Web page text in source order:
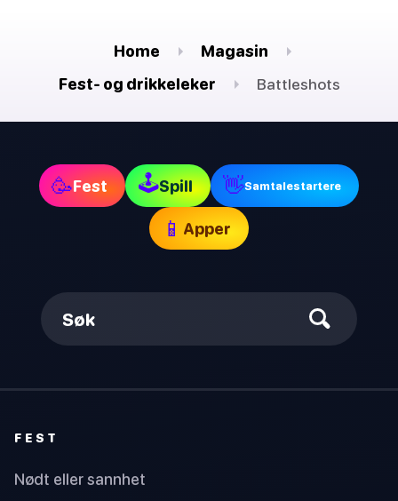
Home
Magasin
Fest- og drikkeleker
Battleshots
🥳Fest 🕹Spill 👋Samtalestartere
📱 Apper
Søk
FEST
Nødt eller sannhet